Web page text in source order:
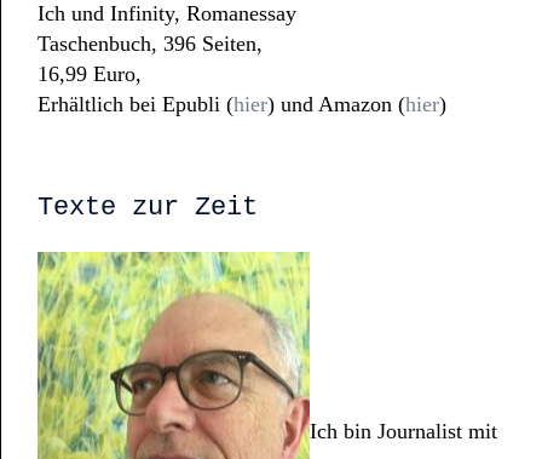
Ich und Infinity, Romanessay
Taschenbuch, 396 Seiten,
16,99 Euro,
Erhältlich bei Epubli (hier) und Amazon (hier)
Texte zur Zeit
Ich bin Journalist mit